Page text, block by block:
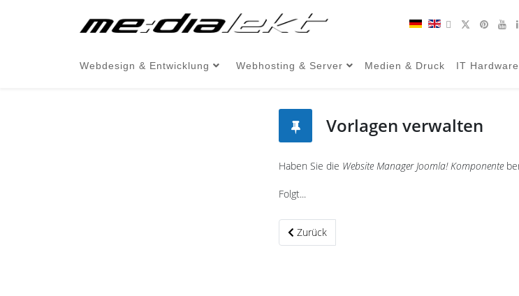
Webdesign & Entwicklung Webhosting & Server Medien & Druck IT
Vorlagen verwalten
Haben Sie die Website Manager Joomla! Komponente
Folgt...
Vorheriger Beitrag: Emails verwalten
Zurück